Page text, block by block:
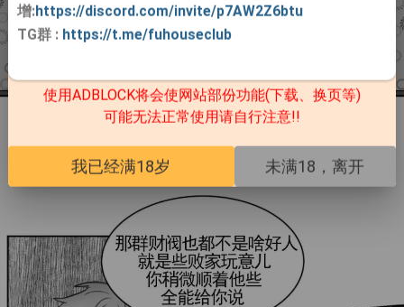
增:https://discord.com/invite/p7AW2Z6btu
TG群: https://t.me/fuhouseclub
使用ADBLOCK将会使网站部份功能(下载、换页等)
可能无法正常使用请自行注意!!
我已经满18岁 未满18，离开